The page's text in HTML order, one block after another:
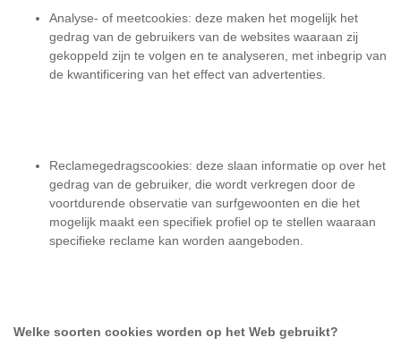
Analyse- of meetcookies: deze maken het mogelijk het
gedrag van de gebruikers van de websites waaraan zij
gekoppeld zijn te volgen en te analyseren, met inbegrip van
de kwantificering van het effect van advertenties.
Reclamegedragscookies: deze slaan informatie op over het
gedrag van de gebruiker, die wordt verkregen door de
voortdurende observatie van surfgewoonten en die het
mogelijk maakt een specifiek profiel op te stellen waaraan
specifieke reclame kan worden aangeboden.
Welke soorten cookies worden op het Web gebruikt?